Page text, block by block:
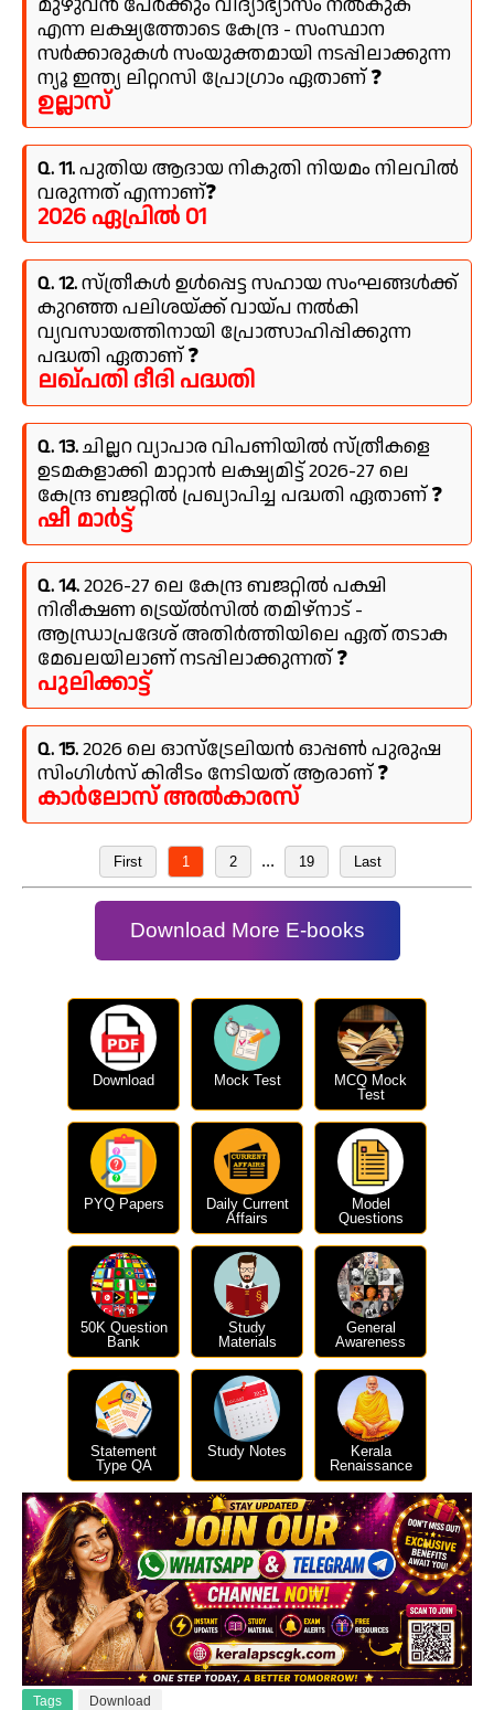
എന്ന ലക്ഷ്യത്തോടെ കേന്ദ്ര - സംസ്ഥാന
സർക്കാരുകൾ സംയുക്തമായി നടപ്പിലാക്കുന്ന
ന്യൂ ഇന്ത്യ ലിറ്ററസി പ്രോഗ്രാം ഏതാണ് ❓
ഉല്ലാസ്
Q. 11.പുതിയ ആദായ നികുതി നിയമം നിലവിൽ
വരുന്നത് എന്നാണ്❓
2026 ഏപ്രിൽ 01
Q. 12.സ്ത്രീകൾ ഉൾപ്പെട്ട സഹായ സംഘങ്ങൾക്ക്
കുറഞ്ഞ പലിശയ്ക്ക് വായ്പ നൽകി
വ്യവസായത്തിനായി പ്രോത്സാഹിപ്പിക്കുന്ന
പദ്ധതി ഏതാണ് ❓
ലഖ്‍പതി ദീദി പദ്ധതി
Q. 13.ചില്ലറ വ്യാപാര വിപണിയിൽ സ്ത്രീകളെ
ഉടമകളാക്കി മാറ്റാൻ ലക്ഷ്യമിട്ട് 2026-27 ലെ
കേന്ദ്ര ബജറ്റിൽ പ്രഖ്യാപിച്ച പദ്ധതി ഏതാണ് ❓
ഷീ മാർട്ട്
Q. 14.2026-27 ലെ കേന്ദ്ര ബജറ്റിൽ പക്ഷി
നിരീക്ഷണ ട്രെയ്ൽസിൽ തമിഴ്‌നാട് -
ആന്ധ്രാപ്രദേശ് അതിർത്തിയിലെ ഏത് തടാക
മേഖലയിലാണ് നടപ്പിലാക്കുന്നത് ❓
പുലിക്കാട്ട്
Q. 15.2026 ലെ ഓസ്‌ട്രേലിയൻ ഓപ്പൺ പുരുഷ
സിംഗിൾസ് കിരീടം നേടിയത് ആരാണ് ❓
കാർലോസ് അൽകാരസ്
First 1 2 ... 19 Last
Download More E-books
Download Mock Test
MCQ Mock
Test
PYQ Papers
Daily Current
Affairs
Model
Questions
50K Question
Bank
Study
Materials
General
Awareness
Statement
Type QA
Study Notes
Kerala
Renaissance
Tags Download